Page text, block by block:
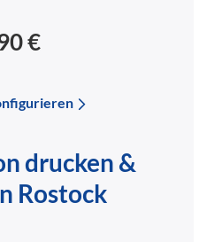
€
drucken &
Rostock